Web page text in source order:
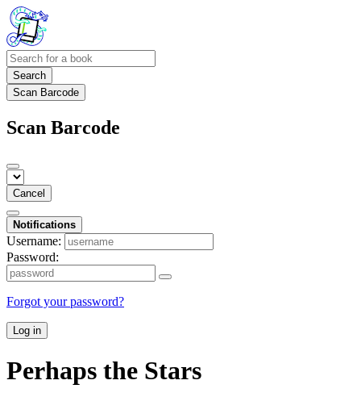
Search
Scan Barcode
Scan Barcode
Cancel
Notifications
Username:
Password:
Forgot your password?
Log in
Perhaps the Stars